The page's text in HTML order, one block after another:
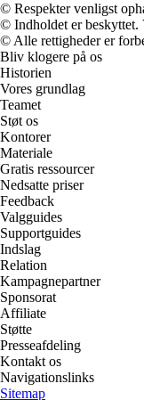
© Respekter venligst
© Indholdet er beskyttet.
© Alle rettigheder er
Bliv klogere på os
Historien
Vores grundlag
Teamet
Støt os
Kontorer
Materiale
Gratis ressourcer
Nedsatte priser
Feedback
Valgguides
Supportguides
Indslag
Relation
Kampagnepartner
Sponsorat
Affiliate
Støtte
Presseafdeling
Kontakt os
Navigationslinks
Sitemap